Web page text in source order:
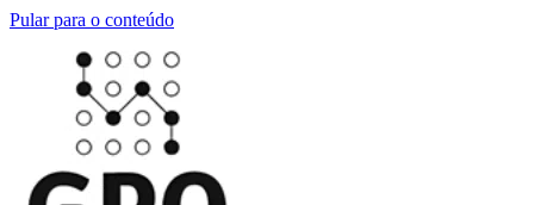
Pular para o conteúdo